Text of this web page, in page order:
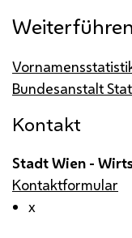
Bundesanstalt
Kontakt
Stadt Wien -
Kontaktformular
x